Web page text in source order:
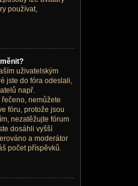
používat,
uživatelským
jste do fóra odeslali,
např.
nemůžete
fóru, protože jsou
nezatěžujte fórum
dosáhli vyšší
a moderátor
počet příspěvků.